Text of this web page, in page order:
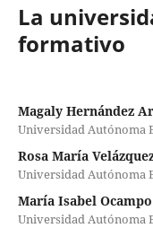
La
formativo
Magaly Hernández
Universidad Autónoma
Rosa María
Universidad Autónoma
María Isabel Ocampo
Universidad Autónoma